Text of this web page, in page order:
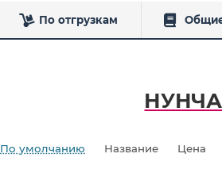
По отгрузкам
По умолчанию Название Цена